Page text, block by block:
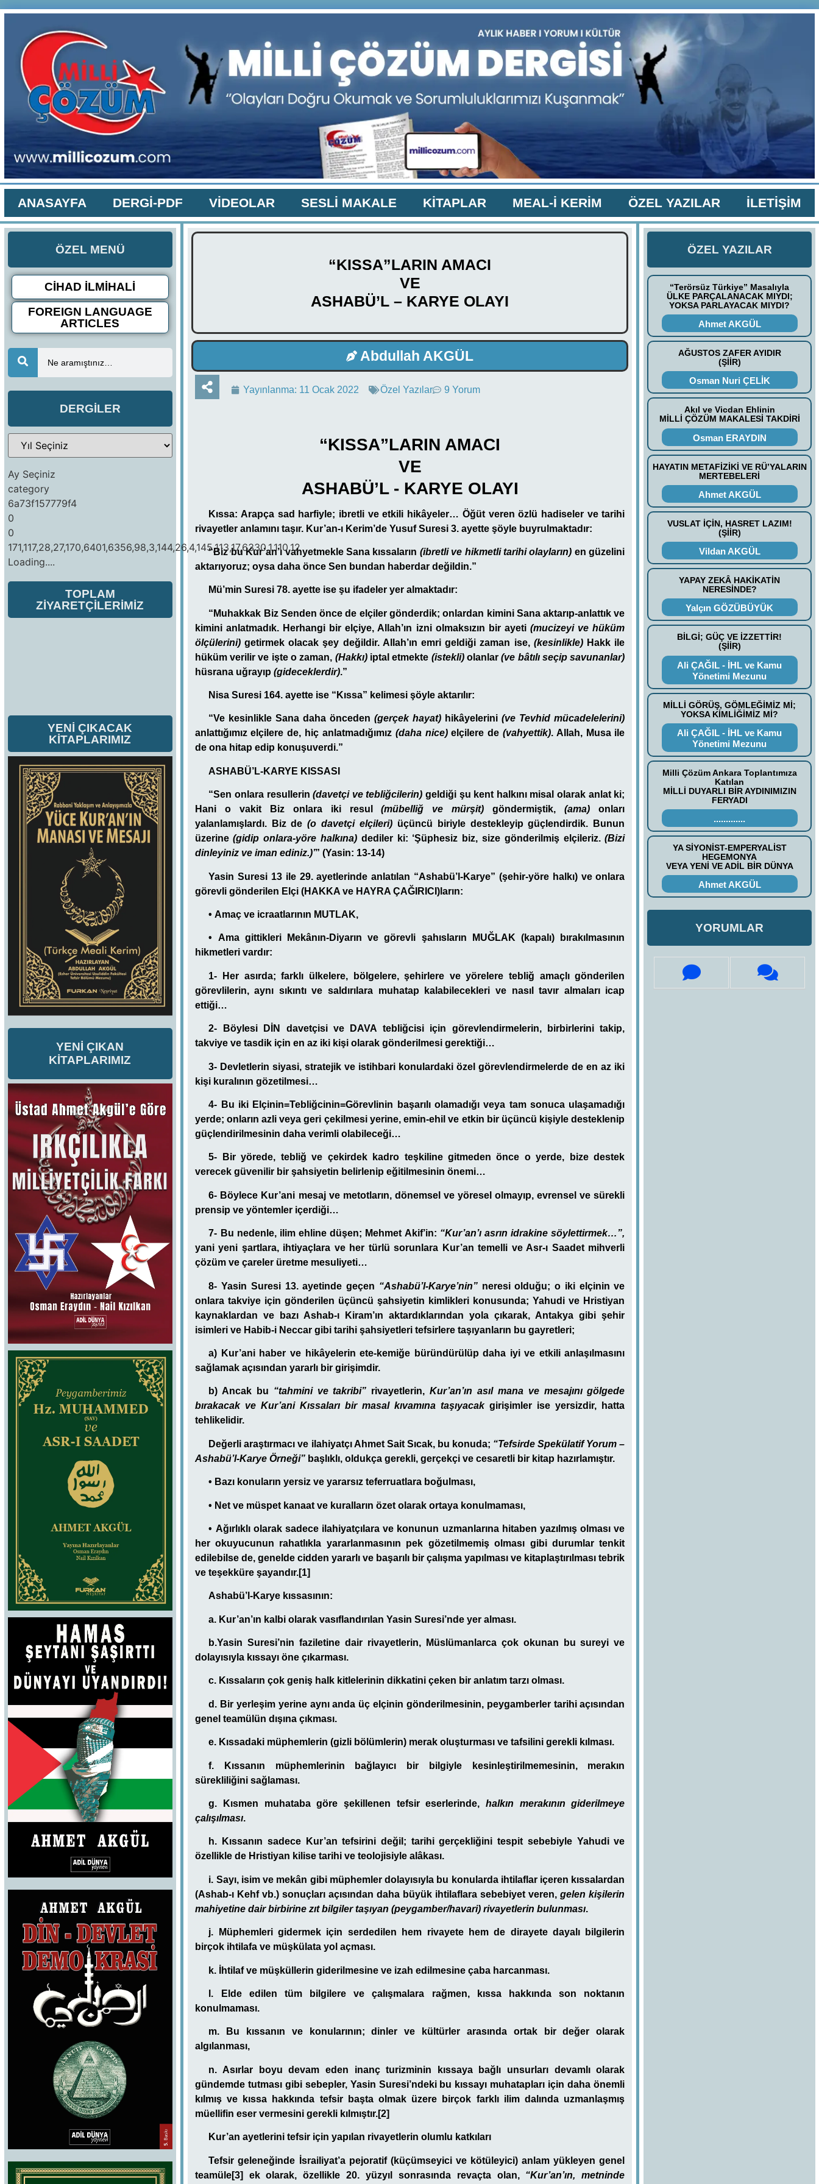
ANASAYFA DERGİ-PDF VİDEOLAR SESLİ MAKALE KİTAPLAR MEAL-İ KERİM ÖZEL YAZILAR İLETİŞİM
ÖZEL MENÜ
CİHAD İLMİHALİ
FOREIGN LANGUAGE
ARTICLES
Ne aramıştınız…
DERGİLER
Ay Seçiniz
category
6a73f157779f4
0
0
171,117,28,27,170,6401,6356,98,3,144,26,4,145,113,17,6330,1,110,12
Loading....
TOPLAM
ZİYARETÇİLERİMİZ
YENİ ÇIKACAK
KİTAPLARIMIZ
YENİ ÇIKAN
KİTAPLARIMIZ
“KISSA”LARIN AMACI
VE
ASHABÜ’L – KARYE OLAYI
Abdullah AKGÜL
Yayınlanma: 11 Ocak 2022 Özel Yazılar 9 Yorum
“KISSA”LARIN AMACI
VE
ASHABÜ’L - KARYE OLAYI
Kıssa: Arapça sad harfiyle; ibretli ve etkili hikâyeler… Öğüt veren özlü hadiseler ve tarihi
rivayetler anlamını taşır. Kur’an-ı Kerim’de Yusuf Suresi 3. ayette şöyle buyrulmaktadır:
“Biz bu Kur’an’ı vahyetmekle Sana kıssaların (ibretli ve hikmetli tarihi olayların) en güzelini
aktarıyoruz; oysa daha önce Sen bundan haberdar değildin.”
Mü’min Suresi 78. ayette ise şu ifadeler yer almaktadır:
“Muhakkak Biz Senden önce de elçiler gönderdik; onlardan kimini Sana aktarıp-anlattık ve
kimini anlatmadık. Herhangi bir elçiye, Allah’ın izni olmaksızın bir ayeti(mucizeyi ve hüküm
ölçülerini)getirmek olacak şey değildir. Allah’ın emri geldiği zaman ise, (kesinlikle)Hakk ile
hüküm verilir ve işte o zaman, (Hakkı)iptal etmekte (istekli)olanlar(ve bâtılı seçip savunanlar)
hüsrana uğrayıp (gideceklerdir).”
Nisa Suresi 164. ayette ise “Kıssa” kelimesi şöyle aktarılır:
“Ve kesinlikle Sana daha önceden(gerçek hayat) hikâyelerini(ve Tevhid mücadelelerini)
anlattığımız elçilerede, hiç anlatmadığımız (daha nice) elçilerede (vahyettik). Allah, Musa ile
de ona hitap edip konuşuverdi.”
ASHABÜ’L-KARYE KISSASI
“Sen onlara resullerin(davetçi ve tebliğcilerin) geldiği şu kent halkını misal olarak anlat ki;
Hani o vakit Biz onlara iki resul(mübelliğ ve mürşit) göndermiştik,(ama)onları
yalanlamışlardı. Biz de(o davetçi elçileri) üçüncü biriyle destekleyip güçlendirdik. Bunun
üzerine(gidip onlara-yöre halkına) dediler ki: ‘Şüphesiz biz, size gönderilmiş elçileriz.(Bizi
dinleyiniz ve iman ediniz.)’” (Yasin: 13-14)
Yasin Suresi 13 ile 29. ayetlerinde anlatılan “Ashabü’l-Karye” (şehir-yöre halkı) ve onlara
görevli gönderilen Elçi (HAKKA ve HAYRA ÇAĞIRICI)ların:
•Amaç ve icraatlarının MUTLAK,
• Ama gittikleri Mekânın-Diyarın ve görevli şahısların MUĞLAK (kapalı) bırakılmasının
hikmetleri vardır:
1- Her asırda; farklı ülkelere, bölgelere, şehirlere ve yörelere tebliğ amaçlı gönderilen
görevlilerin, aynı sıkıntı ve saldırılara muhatap kalabilecekleri ve nasıl tavır almaları icap
ettiği…
2- Böylesi DİN davetçisi ve DAVA tebliğcisi için görevlendirmelerin, birbirlerini takip,
takviye ve tasdik için en az iki kişi olarak gönderilmesi gerektiği…
3- Devletlerin siyasi, stratejik ve istihbari konulardaki özel görevlendirmelerde de en az iki
kişi kuralının gözetilmesi…
4- Bu iki Elçinin=Tebliğcinin=Görevlinin başarılı olamadığı veya tam sonuca ulaşamadığı
yerde; onların azli veya geri çekilmesi yerine, emin-ehil ve etkin bir üçüncü kişiyle desteklenip
güçlendirilmesinin daha verimli olabileceği…
5- Bir yörede, tebliğ ve çekirdek kadro teşkiline gitmeden önce o yerde, bize destek
verecek güvenilir bir şahsiyetin belirlenip eğitilmesinin önemi…
6- Böylece Kur’ani mesaj ve metotların, dönemsel ve yöresel olmayıp, evrensel ve sürekli
prensip ve yöntemler içerdiği…
7- Bu nedenle, ilim ehline düşen; Mehmet Akif’in: “Kur’an’ı asrın idrakine söylettirmek…”,
yani yeni şartlara, ihtiyaçlara ve her türlü sorunlara Kur’an temelli ve Asr-ı Saadet mihverli
çözüm ve çareler üretme mesuliyeti…
8- Yasin Suresi 13. ayetinde geçen “Ashabü’l-Karye’nin” neresi olduğu; o iki elçinin ve
onlara takviye için gönderilen üçüncü şahsiyetin kimlikleri konusunda; Yahudi ve Hristiyan
kaynaklardan ve bazı Ashab-ı Kiram’ın aktardıklarından yola çıkarak, Antakya gibi şehir
isimleri ve Habib-i Neccar gibi tarihi şahsiyetleri tefsirlere taşıyanların bu gayretleri;
a) Kur’ani haber ve hikâyelerin ete-kemiğe büründürülüp daha iyi ve etkili anlaşılmasını
sağlamak açısından yararlı bir girişimdir.
b) Ancak bu “tahmini ve takribi” rivayetlerin,Kur’an’ın asıl mana ve mesajını gölgede
bırakacak ve Kur’ani Kıssaları bir masal kıvamına taşıyacakgirişimler ise yersizdir, hatta
tehlikelidir.
Değerli araştırmacı ve ilahiyatçı Ahmet Sait Sıcak, bu konuda; “Tefsirde Spekülatif Yorum –
Ashabü’l-Karye Örneği”başlıklı, oldukça gerekli, gerçekçi ve cesaretli bir kitap hazırlamıştır.
• Bazı konuların yersiz ve yararsız teferruatlara boğulması,
• Net ve müspet kanaat ve kuralların özet olarak ortaya konulmaması,
• Ağırlıklı olarak sadece ilahiyatçılara ve konunun uzmanlarına hitaben yazılmış olması ve
her okuyucunun rahatlıkla yararlanmasının pek gözetilmemiş olması gibi durumlar tenkit
edilebilse de, genelde cidden yararlı ve başarılı bir çalışma yapılması ve kitaplaştırılması tebrik
ve teşekküre şayandır.[1]
Ashabü’l-Karye kıssasının:
a. Kur’an’ın kalbi olarak vasıflandırılan Yasin Suresi’nde yer alması.
b.Yasin Suresi’nin faziletine dair rivayetlerin, Müslümanlarca çok okunan bu sureyi ve
dolayısıyla kıssayı öne çıkarması.
c. Kıssaların çok geniş halk kitlelerinin dikkatini çeken bir anlatım tarzı olması.
d. Bir yerleşim yerine aynı anda üç elçinin gönderilmesinin, peygamberler tarihi açısından
genel teamülün dışına çıkması.
e. Kıssadaki müphemlerin (gizli bölümlerin) merak oluşturması ve tafsilini gerekli kılması.
f. Kıssanın müphemlerinin bağlayıcı bir bilgiyle kesinleştirilmemesinin, merakın
sürekliliğini sağlaması.
g. Kısmen muhataba göre şekillenen tefsir eserlerinde, halkın merakının giderilmeye
çalışılması.
h. Kıssanın sadece Kur’an tefsirini değil; tarihi gerçekliğini tespit sebebiyle Yahudi ve
özellikle de Hristiyan kilise tarihi ve teolojisiyle alâkası.
i. Sayı, isim ve mekân gibi müphemler dolayısıyla bu konularda ihtilaflar içeren kıssalardan
(Ashab-ı Kehf vb.) sonuçları açısından daha büyük ihtilaflara sebebiyet veren,gelen kişilerin
mahiyetine dair birbirine zıt bilgiler taşıyan (peygamber/havari) rivayetlerin bulunması.
j. Müphemleri gidermek için serdedilen hem rivayete hem de dirayete dayalı bilgilerin
birçok ihtilafa ve müşkülata yol açması.
k. İhtilaf ve müşküllerin giderilmesine ve izah edilmesine çaba harcanması.
l. Elde edilen tüm bilgilere ve çalışmalara rağmen, kıssa hakkında son noktanın
konulmaması.
m. Bu kıssanın ve konularının; dinler ve kültürler arasında ortak bir değer olarak
algılanması,
n. Asırlar boyu devam eden inanç turizminin kıssaya bağlı unsurları devamlı olarak
gündemde tutması gibi sebepler, Yasin Suresi’ndeki bu kıssayı muhatapları için daha önemli
kılmış ve kıssa hakkında tefsir başta olmak üzere birçok farklı ilim dalında uzmanlaşmış
müellifin eser vermesini gerekli kılmıştır.[2]
Kur’an ayetlerini tefsir için yapılan rivayetlerin olumlu katkıları
Tefsir geleneğinde İsrailiyat’a pejoratif (küçümseyici ve kötüleyici) anlam yükleyen genel
teamüle[3] ek olarak, özellikle 20. yüzyıl sonrasında revaçta olan, “Kur’an’ın, metninde
ÖZEL YAZILAR
“Terörsüz Türkiye” Masalıyla
ÜLKE PARÇALANACAK MIYDI;
YOKSA PARLAYACAK MIYDI?
Ahmet AKGÜL
AĞUSTOS ZAFER AYIDIR
(ŞİİR)
Osman Nuri ÇELİK
Akıl ve Vicdan Ehlinin
MİLLİ ÇÖZÜM MAKALESİ TAKDİRİ
Osman ERAYDIN
HAYATIN METAFİZİKİ VE RÜ’YALARIN
MERTEBELERİ
Ahmet AKGÜL
VUSLAT İÇİN, HASRET LAZIM!
(ŞİİR)
Vildan AKGÜL
YAPAY ZEKÂ HAKİKATİN
NERESİNDE?
Yalçın GÖZÜBÜYÜK
BİLGİ; GÜÇ VE İZZETTİR!
(ŞİİR)
Ali ÇAĞIL - İHL ve Kamu
Yönetimi Mezunu
MİLLİ GÖRÜŞ, GÖMLEĞİMİZ Mİ;
YOKSA KİMLİĞİMİZ Mİ?
Ali ÇAĞIL - İHL ve Kamu
Yönetimi Mezunu
Milli Çözüm Ankara Toplantımıza
Katılan
MİLLİ DUYARLI BİR AYDINIMIZIN
FERYADI
.............
YA SİYONİST-EMPERYALİST
HEGEMONYA
VEYA YENİ VE ADİL BİR DÜNYA
Ahmet AKGÜL
YORUMLAR